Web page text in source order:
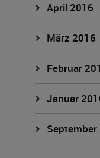
April 2016
März 2016
Februar
Januar
September